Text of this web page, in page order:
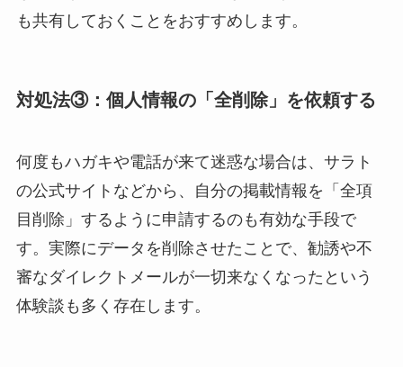
も共有しておくことをおすすめします。
対処法③：個人情報の「全削除」を依頼する
何度もハガキや電話が来て迷惑な場合は、サラト
の公式サイトなどから、自分の掲載情報を「全項
目削除」するように申請するのも有効な手段で
す。実際にデータを削除させたことで、勧誘や不
審なダイレクトメールが一切来なくなったという
体験談も多く存在します。